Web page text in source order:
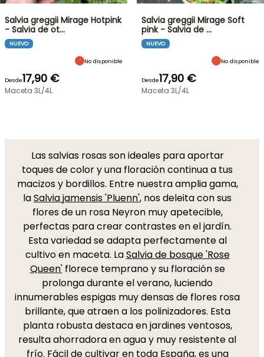
Salvia greggii Mirage Hotpink
- Salvia de ot…
NUEVO
No disponible
Desde17,90 €
Maceta 3L/4L
Salvia greggii Mirage Soft
pink - Salvia de …
NUEVO
No disponible
Desde17,90 €
Maceta 3L/4L
Las salvias rosas son ideales para aportar
toques de color y una floración continua a tus
macizos y bordillos. Entre nuestra amplia gama,
laSalvia jamensis 'Pluenn', nos deleita con sus
flores de un rosa Neyron muy apetecible,
perfectas para crear contrastes en el jardín.
Esta variedad se adapta perfectamente al
cultivo en maceta. LaSalvia de bosque 'Rose
Queen'florece temprano y su floración se
prolonga durante el verano, luciendo
innumerables espigas muy densas de flores rosa
brillante, que atraen a los polinizadores. Esta
planta robusta destaca en jardines ventosos,
resulta ahorradora en agua y muy resistente al
frío. Fácil de cultivar en toda España, es una